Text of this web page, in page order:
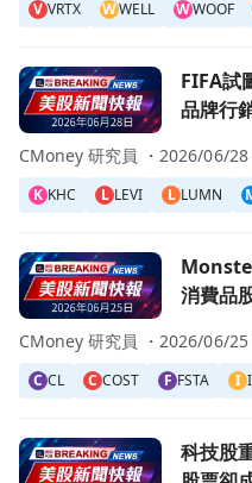
V VRTX WWELL WWOOF
前往FIFA試圖隱藏贊助商
FIFA試
品牌行
K KHC L LEVI L LUMN
CMoney 研究員 ・2026/06/28
前往Monster飲料、可口可
消費品
C CL C COST F FSTA I
CMoney 研究員 ・2026/06/25
前往科技股重挫拖累S&P
科技股